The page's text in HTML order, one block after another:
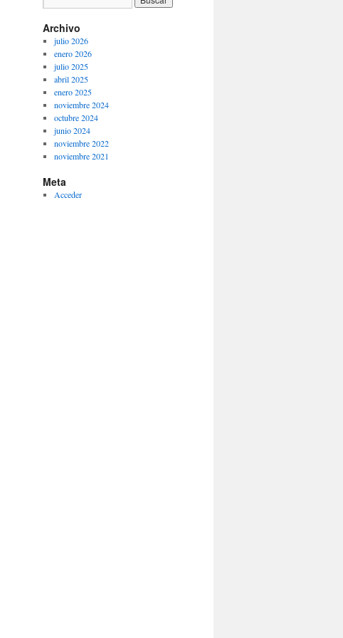
Archivo
julio 2026
enero 2026
julio 2025
abril 2025
enero 2025
noviembre 2024
octubre 2024
junio 2024
noviembre 2022
noviembre 2021
Meta
Acceder